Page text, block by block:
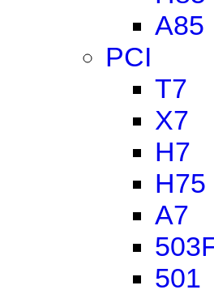
A85
PCI
T7
X7
H7
H75
A7
501